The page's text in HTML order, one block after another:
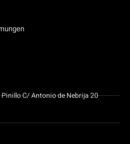
C/ Antonio de Nebrija 20